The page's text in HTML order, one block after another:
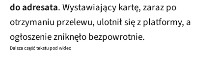
do adresata. Wystawiający kartę, zaraz po
otrzymaniu przelewu, ulotnił się z platformy, a
ogłoszenie zniknęło bezpowrotnie.
Dalsza część tekstu pod wideo